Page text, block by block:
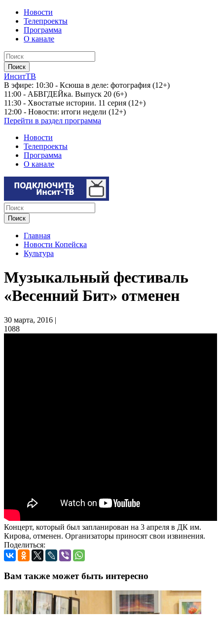
Новости
Телепроекты
Программа
О канале
ИнситТВ
В эфире: 10:30 - Ксюша в деле: фотография (12+)
11:00 - АБВГДЕЙка. Выпуск 20 (6+)
11:30 - Хвостатые истории. 11 серия (12+)
12:00 - Новости: итоги недели (12+)
Перейти в раздел программа
Новости
Телепроекты
Программа
О канале
Главная
Новости Копейска
Культура
Музыкальный фестиваль
«Весенний Бит» отменен
30 марта, 2016 |
1088
Концерт, который был запланирован на 3 апреля в ДК им.
Кирова, отменен. Организаторы приносят свои извинения.
Поделиться:
Вам также может быть интересно